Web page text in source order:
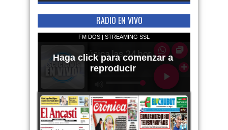
RADIO EN VIVO